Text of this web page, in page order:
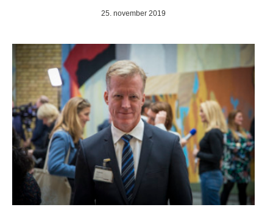
25. november 2019